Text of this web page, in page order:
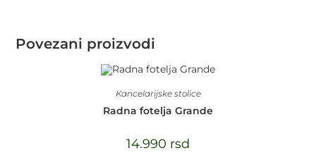
Povezani proizvodi
Kancelarijske stolice
Radna fotelja Grande
14.990 rsd